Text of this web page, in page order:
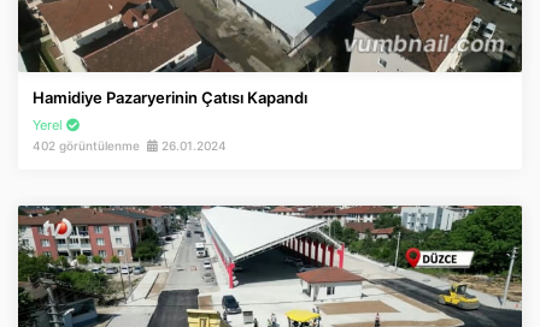
Hamidiye Pazaryerinin Çatısı Kapandı
Yerel
402 görüntülenme 26.01.2024